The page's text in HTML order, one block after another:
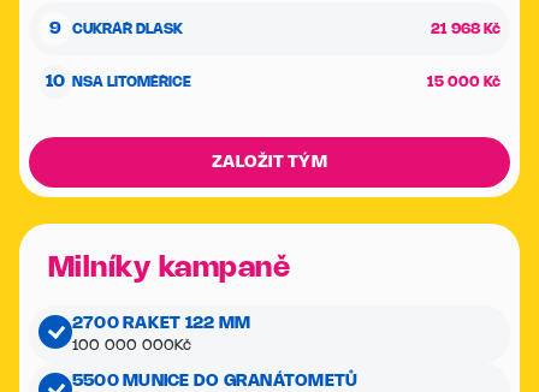
9 CUKRÁŘ DLASK 21 968 Kč
10 NSA LITOMĚŘICE 15 000 Kč
ZALOŽIT TÝM
Milníky kampaně
2700 RAKET 122 MM
100 000 000Kč
5500 MUNICE DO GRANÁTOMETŮ